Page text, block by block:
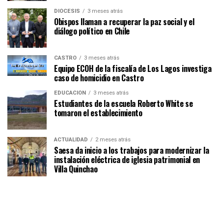
DIÓCESIS 3 meses atrás
Obispos llaman a recuperar la paz social y el
diálogo político en Chile
CASTRO 3 meses atrás
Equipo ECOH de la fiscalía de Los Lagos investiga
caso de homicidio en Castro
EDUCACIÓN 3 meses atrás
Estudiantes de la escuela Roberto White se
tomaron el establecimiento
ACTUALIDAD 2 meses atrás
Saesa da inicio a los trabajos para modernizar la
instalación eléctrica de iglesia patrimonial en
Villa Quinchao